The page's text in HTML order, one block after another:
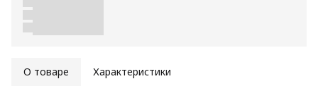
О товаре Характеристики